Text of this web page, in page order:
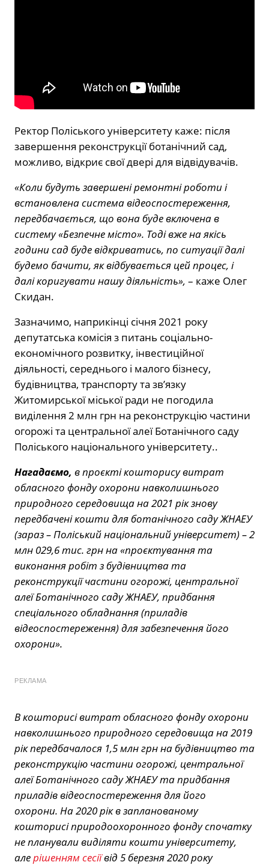
Ректор Поліського університету каже: після
завершення реконструкції ботанічний сад,
можливо, відкриє свої двері для відвідувачів.
«Коли будуть завершені ремонтні роботи і
встановлена система відеоспостереження,
передбачається, що вона буде включена в
систему «Безпечне місто». Тоді вже на якісь
години сад буде відкриватись, по ситуації далі
будемо бачити, як відбувається цей процес, і
далі коригувати нашу діяльність», – каже Олег
Скидан.
Зазначимо, наприкінці січня 2021 року
депутатська комісія з питань соціально-
економічного розвитку, інвестиційної
діяльності, середнього і малого бізнесу,
будівництва, транспорту та зв’язку
Житомирської міської ради не погодила
виділення 2 млн грн на реконструкцію частини
огорожі та центральної алеї Ботанічного саду
Поліського національного університету..
Нагадаємо, в проєкті кошторису витрат
обласного фонду охорони навколишнього
природного середовища на 2021 рік знову
передбачені кошти для ботанічного саду ЖНАЕУ
(зараз – Поліський національний університет) – 2
млн 029,6 тис. грн на «проєктування та
виконання робіт з будівництва та
реконструкції частини огорожі, центральної
алеї Ботанічного саду ЖНАЕУ, придбання
спеціального обладнання (приладів
відеоспостереження) для забезпечення його
охорони».
РЕКЛАМА
В кошторисі витрат обласного фонду охорони
навколишнього природного середовища на 2019
рік передбачалося 1,5 млн грн на будівництво та
реконструкцію частини огорожі, центральної
алеї Ботанічного саду ЖНАЕУ та придбання
приладів відеоспостереження для його
охорони. На 2020 рік в запланованому
кошторисі природоохоронного фонду спочатку
не планували виділяти кошти університету,
алерішенням сесіївід 5 березня 2020 року